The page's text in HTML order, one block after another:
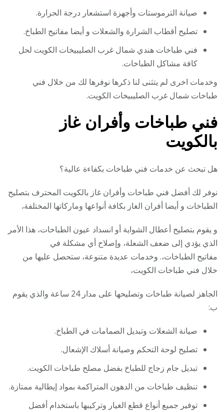
صيانة الترموستات وأجهزة استشعار درجة الحرارة.
تصليح أقطاب الشرارة والشعلات و أيضا مفاتيح الطباخ.
فني طباخات هندي شمال غرب الصليبيخات الكويت لحل
كافة مشاكل الطباخات.
وخدمات اخرى لم يتثنى لنا ذكرها نوفرها لك من خلال فني
طباخات شمال غرب الصليبيخات الكويت.
فني طباخات وأفران غاز
بالكويت
هل تبحث عن خدمات فني طباخات بكفاءة عالية؟
نوفر لك أفضل فني طباخات وأفران غاز بالكويت المحترف بتصليح
الطباخات و أيضا أفران الغاز بكافة أنواعها وماركاتها المختلفة،
و يقوم بتصليح أعطال الشواية أو انسداد عيون الطباخات، هذا الأمر
الذي يؤدي إلى ضعف الشعلة، وإصلاح أي مشكلة في
مفاتيح الطباخات،. وخدمات عديدة متنوعة، ستحصل عليها من
خلال فني طباخات الكويت،
الجاهز لصيانة طباخات وتصليحها على مدار 24 ساعة والذي يقوم
ب:
صيانة الشعلات وتبديل الصمامات في الطباخ.
تصليح لوحة التحكم وصيانة أسلاك الإشعال.
تبديل جام زجاج للطباخ بفضل مصلح طباخات الكويت.
تنظيف طباخات من الدهون المتراكمة بمواد إيطالية ممتازة.
توفير جميع أنواع قطع الغيار وتركيبها باستخدام أفضل